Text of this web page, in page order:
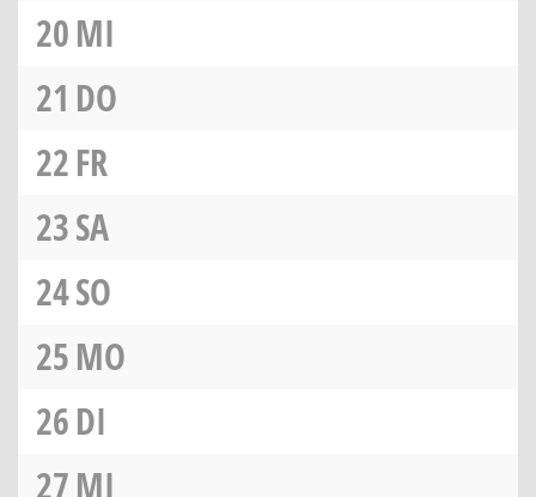
20MI
21 DO
22FR
23SA
24SO
25MO
26DI
27MI